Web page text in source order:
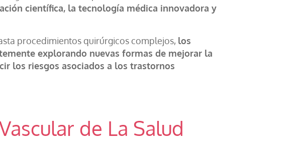
científica, la tecnología médica innovadora y
procedimientos quirúrgicos complejos, los
explorando nuevas formas de mejorar la
los riesgos asociados a los trastornos
de La Salud